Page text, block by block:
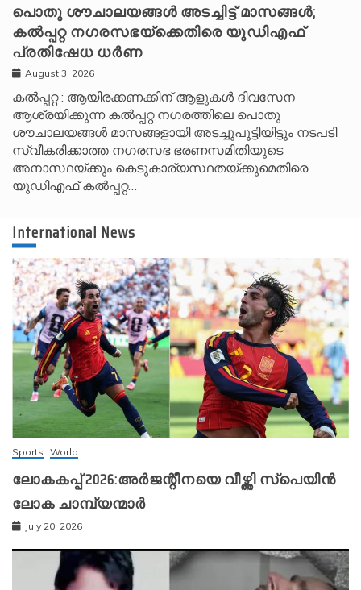
പൊതു ശൗചാലയങ്ങൾ അടച്ചിട്ട് മാസങ്ങൾ;
കൽപ്പറ്റ നഗരസഭയ്‌ക്കെതിരെ യുഡിഎഫ്
പ്രതിഷേധ ധർണ
August 3, 2026
കൽപ്പറ്റ : ആയിരക്കണക്കിന് ആളുകൾ ദിവസേന
ആശ്രയിക്കുന്ന കൽപ്പറ്റ നഗരത്തിലെ പൊതു
ശൗചാലയങ്ങൾ മാസങ്ങളായി അടച്ചുപൂട്ടിയിട്ടും നടപടി
സ്വീകരിക്കാത്ത നഗരസഭ ഭരണസമിതിയുടെ
അനാസ്ഥയ്ക്കും കെടുകാര്യസ്ഥതയ്ക്കുമെതിരെ
യുഡിഎഫ് കൽപ്പറ്റ…
International News
Sports World
ലോകകപ്പ് 2026:അർജന്റീനയെ വീഴ്ത്തി സ്‌പെയിൻ
ലോക ചാമ്പ്യന്മാർ
July 20, 2026